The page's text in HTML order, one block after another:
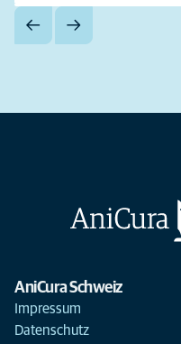
AniCura Schweiz
Impressum
Datenschutz